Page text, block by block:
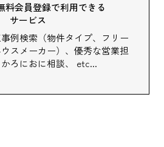
料会員登録で利用できる
サービス
例検索（物件タイプ、フリー
スメーカー）、 優秀な営業担
ろにおに相談、 etc...